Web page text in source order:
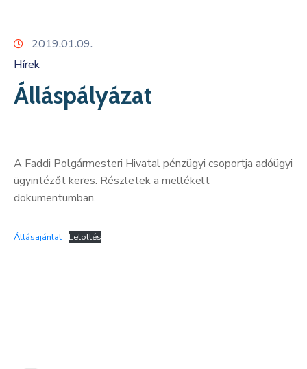
2019.01.09.
Hírek
Álláspályázat
A Faddi Polgármesteri Hivatal pénzügyi csoportja adóügyi
ügyintézőt keres. Részletek a mellékelt
dokumentumban.
Állásajánlat Letöltés